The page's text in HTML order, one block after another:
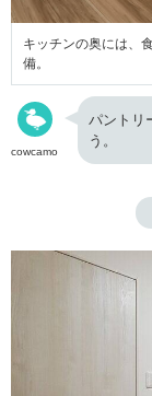
キッチンの奥には、
備。
cowcamo
パントリ
う。